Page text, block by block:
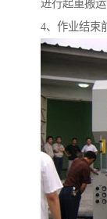
进行起重搬运
4、作业结束